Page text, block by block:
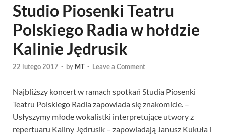
Studio Piosenki Teatru
Polskiego Radia w hołdzie
Kalinie Jędrusik
22 lutego 2017 - by MT - Leave a Comment
Najbliższy koncert w ramach spotkań Studia Piosenki
Teatru Polskiego Radia zapowiada się znakomicie. –
Usłyszymy młode wokalistki interpretujące utwory z
repertuaru Kaliny Jędrusik – zapowiadają Janusz Kukuła i